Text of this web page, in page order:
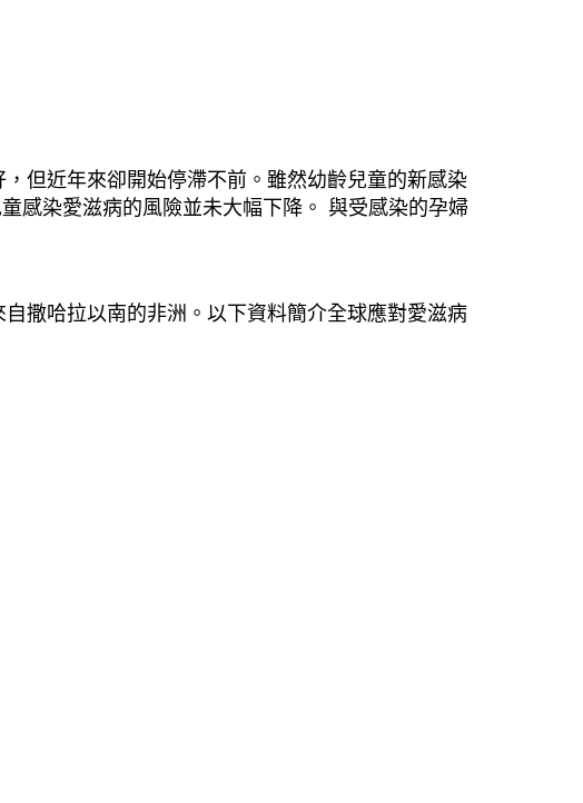
但近年來卻開始停滯不前。雖然幼齡兒童的新感染
感染愛滋病的風險並未大幅下降。 與受感染的孕婦
撒哈拉以南的非洲。以下資料簡介全球應對愛滋病